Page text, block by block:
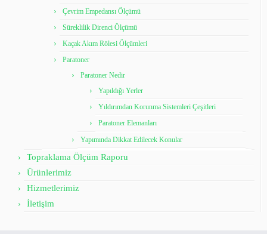
Çevrim Empedansı Ölçümü
Süreklilik Direnci Ölçümü
Kaçak Akım Rölesi Ölçümleri
Paratoner
Paratoner Nedir
Yapıldığı Yerler
Yıldırımdan Korunma Sistemleri Çeşitleri
Paratoner Elemanları
Yapımında Dikkat Edilecek Konular
Topraklama Ölçüm Raporu
Ürünlerimiz
Hizmetlerimiz
İletişim